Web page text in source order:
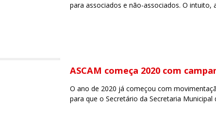
para associados e não-associados. O intuito,
ASCAM começa 2020 com
O ano de 2020 já começou com
para que o Secretário da Secretaria Municipal